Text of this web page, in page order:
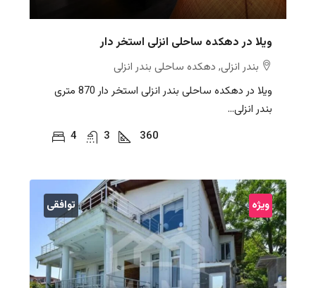
ویلا در دهکده ساحلی انزلی استخر دار
بندر انزلی, دهکده ساحلی بندر انزلی
ویلا در دهکده ساحلی بندر انزلی استخر دار 870 متری
بندر انزلی...
4
3 360
ویژه توافقی